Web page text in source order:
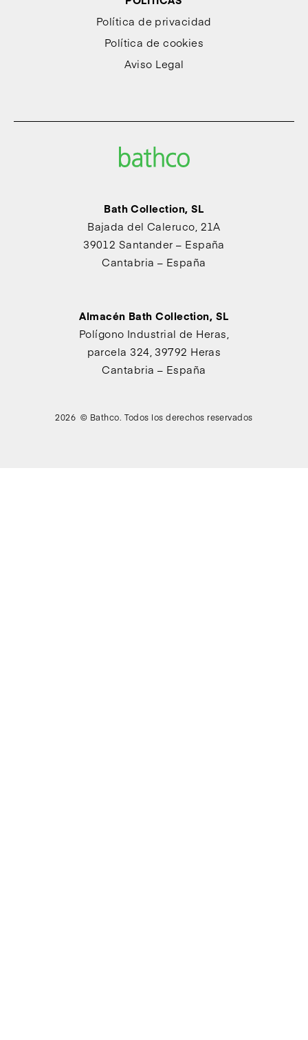
Política de privacidad
Política de cookies
Aviso Legal
Bath Collection, SL
Bajada del Caleruco, 21A
39012 Santander – España
Cantabria – España
Almacén Bath Collection, SL
Polígono Industrial de Heras,
parcela 324, 39792 Heras
Cantabria – España
2026 © Bathco. Todos los derechos reservados